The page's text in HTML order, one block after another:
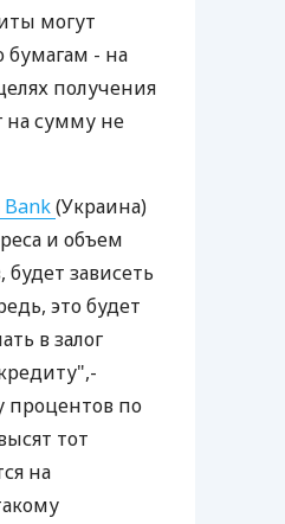
могут
бумагам - на
получения
на сумму не
Bank(Украина)
и объем
зависеть
это будет
в залог
процентов по
тот
на